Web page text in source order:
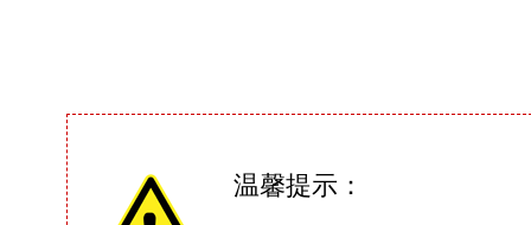
温馨提示：